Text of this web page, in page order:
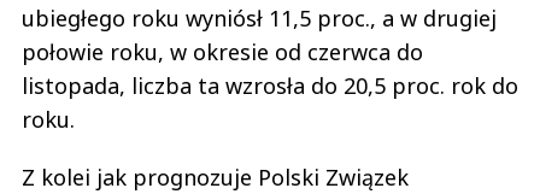
ubiegłego roku wyniósł 11,5 proc., a w drugiej
połowie roku, w okresie od czerwca do
listopada, liczba ta wzrosła do 20,5 proc. rok do
roku.
Z kolei jak prognozuje Polski Związek